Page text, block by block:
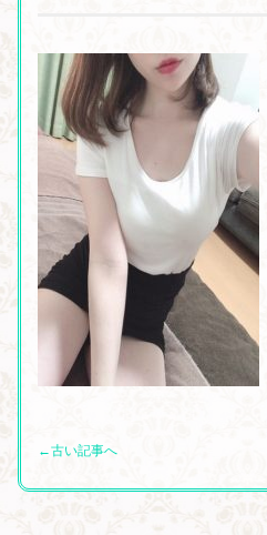
←古い記事へ